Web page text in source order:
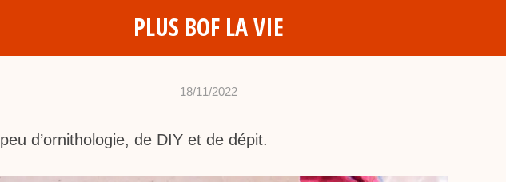
PLUS BOF LA VIE
18/11/2022
h
d’ornithologie, de DIY et de dépit.